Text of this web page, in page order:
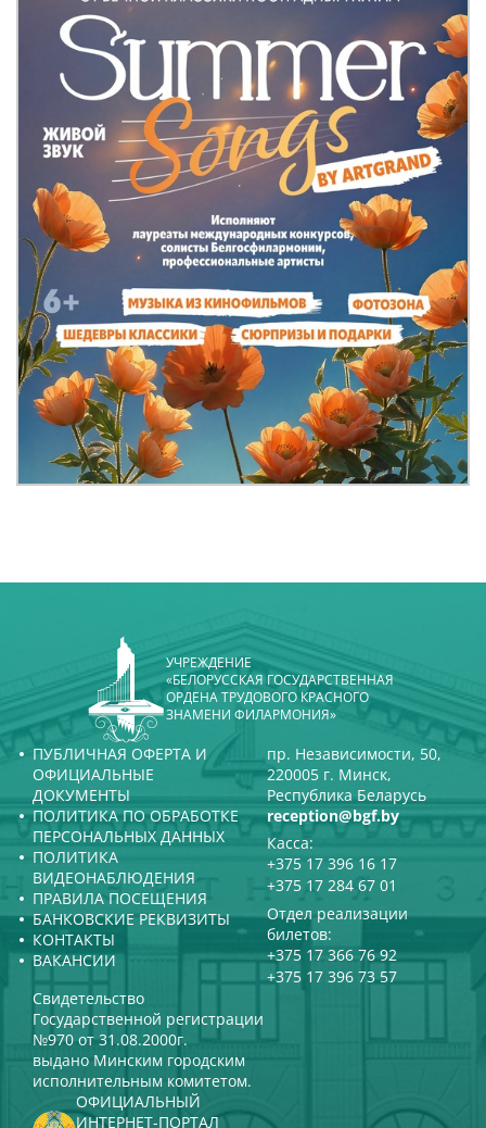
УЧРЕЖДЕНИЕ
«БЕЛОРУССКАЯ ГОСУДАРСТВЕННАЯ
ОРДЕНА ТРУДОВОГО КРАСНОГО
ЗНАМЕНИ ФИЛАРМОНИЯ»
ПУБЛИЧНАЯ ОФЕРТА И
ОФИЦИАЛЬНЫЕ
ДОКУМЕНТЫ
ПОЛИТИКА ПО ОБРАБОТКЕ
ПЕРСОНАЛЬНЫХ ДАННЫХ
ПОЛИТИКА
ВИДЕОНАБЛЮДЕНИЯ
ПРАВИЛА ПОСЕЩЕНИЯ
БАНКОВСКИЕ РЕКВИЗИТЫ
КОНТАКТЫ
ВАКАНСИИ
пр. Независимости, 50,
220005 г. Минск,
Республика Беларусь
reception@bgf.by
Касса:
+375 17 396 16 17
+375 17 284 67 01
Отдел реализации
билетов:
+375 17 366 76 92
+375 17 396 73 57
Свидетельство
Государственной регистрации
№970 от 31.08.2000г.
выдано Минским городским
исполнительным комитетом.
ОФИЦИАЛЬНЫЙ
ИНТЕРНЕТ-ПОРТАЛ